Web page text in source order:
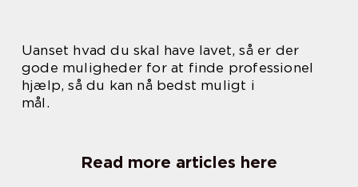
Uanset hvad du skal have lavet, så er der
gode muligheder for at finde professionel
hjælp, så du kan nå bedst muligt i
mål.
Read more articles here